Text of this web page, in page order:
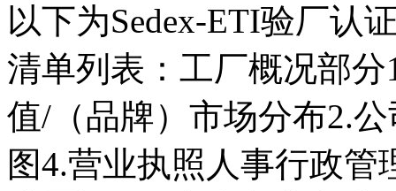
以下为Sedex-ETI验厂认
清单列表：工厂概况部
值/（品牌）市场分布2.
图4.营业执照人事行政